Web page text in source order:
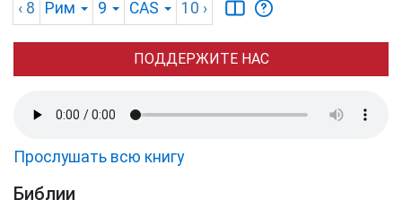
‹ 8 Рим 9 CAS 10 ›
ПОДДЕРЖИТЕ НАС
Прослушать всю книгу
Библии